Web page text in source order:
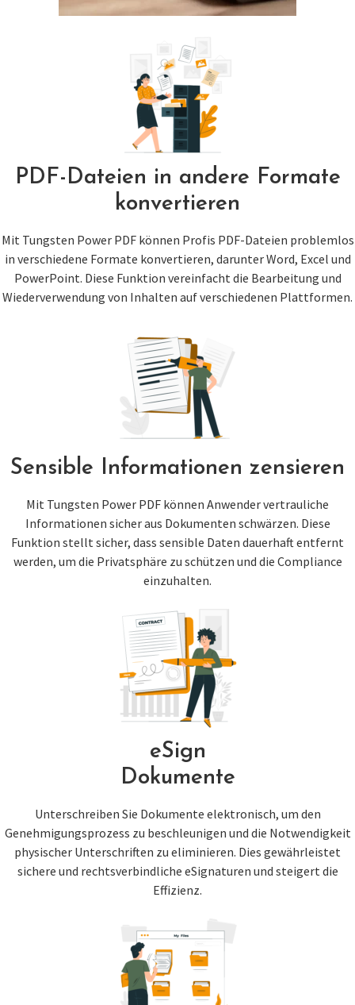
PDF-Dateien in andere Formate
konvertieren
Mit Tungsten Power PDF können Profis PDF-Dateien problemlos
in verschiedene Formate konvertieren, darunter Word, Excel und
PowerPoint. Diese Funktion vereinfacht die Bearbeitung und
Wiederverwendung von Inhalten auf verschiedenen Plattformen.
Sensible Informationen zensieren
Mit Tungsten Power PDF können Anwender vertrauliche
Informationen sicher aus Dokumenten schwärzen. Diese
Funktion stellt sicher, dass sensible Daten dauerhaft entfernt
werden, um die Privatsphäre zu schützen und die Compliance
einzuhalten.
eSign
Dokumente
Unterschreiben Sie Dokumente elektronisch, um den
Genehmigungsprozess zu beschleunigen und die Notwendigkeit
physischer Unterschriften zu eliminieren. Dies gewährleistet
sichere und rechtsverbindliche eSignaturen und steigert die
Effizienz.